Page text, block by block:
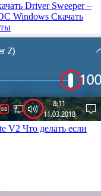
Driver Sweeper –
Windows Скачать
V2 Что делать если